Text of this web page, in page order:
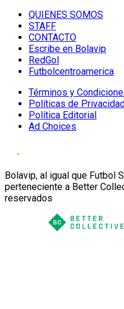
QUIENES SOMOS
STAFF
CONTACTO
Escribe en Bolavip
RedGol
Futbolcentroamerica
Términos y
Políticas de
Política Editorial
Ad Choices
Bolavip, al igual que Futbol
perteneciente a Better
reservados